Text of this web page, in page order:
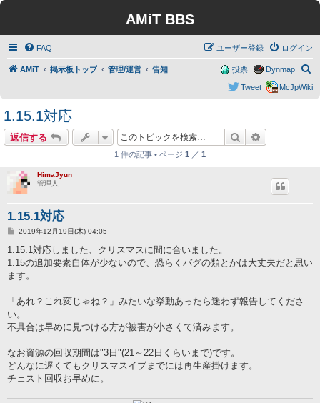
AMiT BBS
FAQ ログイン
ユーザー登録
AMiT 掲示板トップ 管理/運営 告知
索
Dynmap
投票
McJpWiki
Tweet
1.15.1対応
返信する 検索
1 件の記事 • ページ 1 ／ 1
HimaJyun
管理人
1.15.1対応
投
記
2019年12月19日(木) 04:05
1.15.1対応しました、クリスマスに間に合いました。
1.15の追加要素自体が少ないので、恐らくバグの類とかは大丈夫だと思い
ます。
「あれ？これ変じゃね？」みたいな挙動あったら迷わず報告してくださ
い。
不具合は早めに見つける方が被害が小さくて済みます。
なお資源の回収期間は"3日"(21～22日くらいまで)です。
どんなに遅くてもクリスマスイブまでには再生産掛けます。
チェスト回収お早めに。